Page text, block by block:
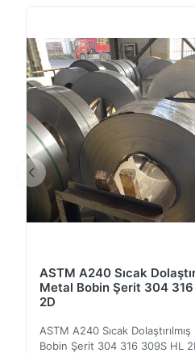
Ürün Genel Görünümü
konteyner plaka, yaygın
endüstri, elektrik istasyonu, ...
ASTM A240 Sıcak
Metal Bobin Şerit 304
2D
ASTM A240 Sıcak
Bobin Şerit 304 316 309S HL